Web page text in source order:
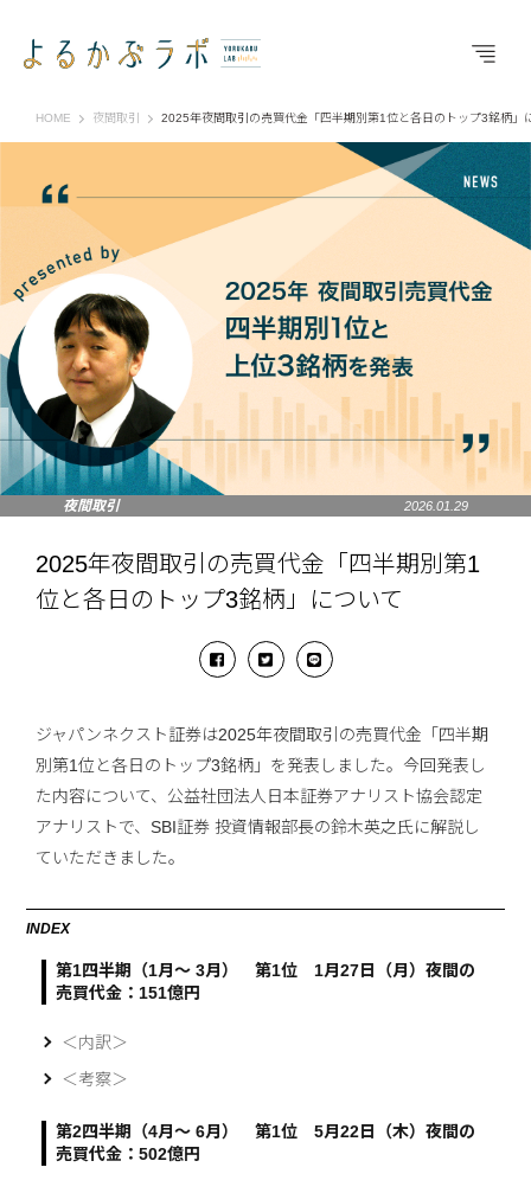
HOME よるかぶラボ | ジャパンネクスト証券
夜間取引 2025年夜間取引の売買代金「四半期別第1位と各日のトップ3銘柄」
夜間取引 2026.01.29
2025年夜間取引の売買代金「四半期別第1
位と各日のトップ3銘柄」について
ジャパンネクスト証券は2025年夜間取引の売買代金「四半期
別第1位と各日のトップ3銘柄」を発表しました。今回発表し
た内容について、公益社団法人日本証券アナリスト協会認定
アナリストで、SBI証券 投資情報部長の鈴木英之氏に解説し
ていただきました。
INDEX
第1四半期（1月～ 3月） 第1位 1月27日（月）夜間の
売買代金：151億円
＜内訳＞
＜考察＞
第2四半期（4月～ 6月） 第1位 5月22日（木）夜間の
売買代金：502億円